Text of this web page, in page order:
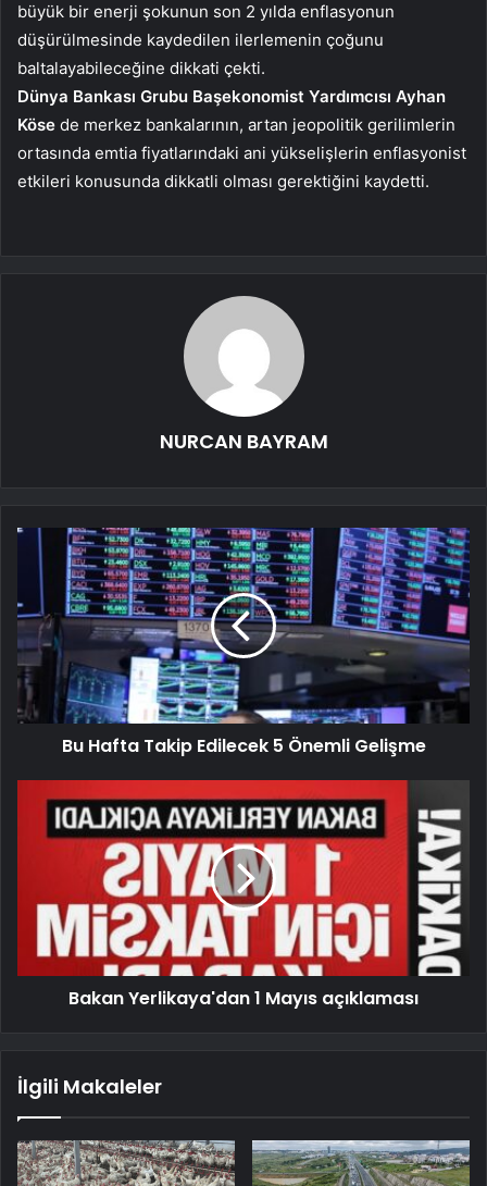
büyük bir enerji şokunun son 2 yılda enflasyonun
düşürülmesinde kaydedilen ilerlemenin çoğunu
baltalayabileceğine dikkati çekti.
Dünya Bankası Grubu Başekonomist Yardımcısı Ayhan
Köse de merkez bankalarının, artan jeopolitik gerilimlerin
ortasında emtia fiyatlarındaki ani yükselişlerin enflasyonist
etkileri konusunda dikkatli olması gerektiğini kaydetti.
NURCAN BAYRAM
Bu Hafta Takip Edilecek 5 Önemli Gelişme
Bakan Yerlikaya'dan 1 Mayıs açıklaması
İlgili Makaleler